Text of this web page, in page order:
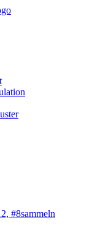
#8sammeln